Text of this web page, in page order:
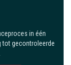
in één
tot gecontroleerde